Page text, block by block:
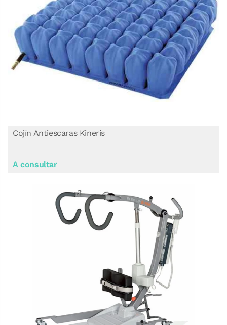
Cojín Antiescaras Kineris
A consultar